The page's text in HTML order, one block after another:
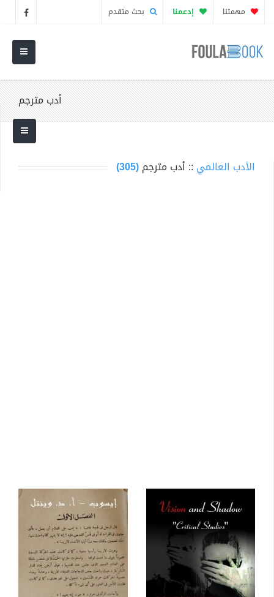
مهمتنا إدعمنا بحث متقدم
أدب مترجم
الأدب العالمي :: أدب مترجم(305)